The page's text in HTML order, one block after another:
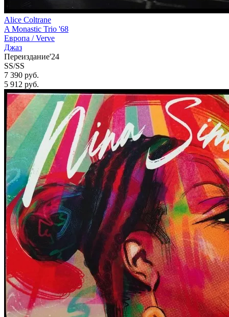
Alice Coltrane
A Monastic Trio '68
Европа /Verve
Джаз
Переиздание'24
SS/SS
7 390 руб.
5 912 руб.